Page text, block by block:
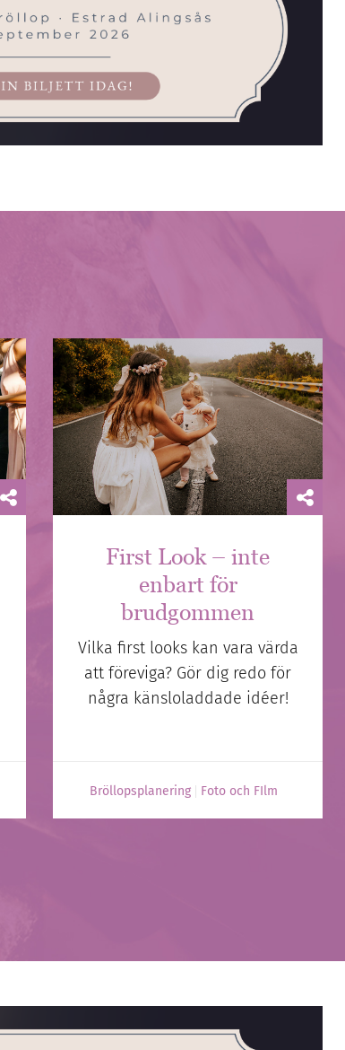
First Look – inte
enbart för
brudgommen
Vilka first looks kan vara värda
att föreviga? Gör dig redo för
några känsloladdade idéer!
Bröllopsplanering Foto och FIlm